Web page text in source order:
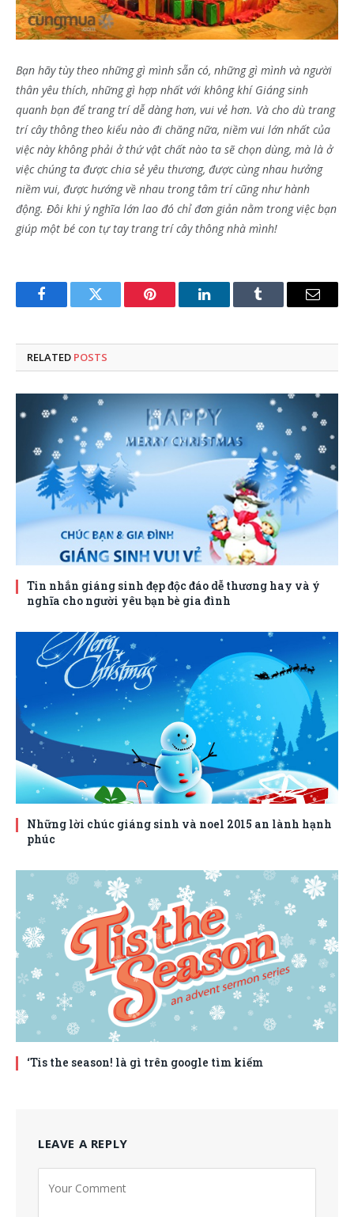
Bạn hãy tùy theo những gì mình sẵn có, những gì mình và người
thân yêu thích, những gì hợp nhất với không khí Giáng sinh
quanh bạn để trang trí dễ dàng hơn, vui vẻ hơn. Và cho dù trang
trí cây thông theo kiểu nào đi chăng nữa, niềm vui lớn nhất của
việc này không phải ở thứ vật chất nào ta sẽ chọn dùng, mà là ở
việc chúng ta được chia sẻ yêu thương, được cùng nhau hưởng
niềm vui, được hướng về nhau trong tâm trí cũng như hành
động. Đôi khi ý nghĩa lớn lao đó chỉ đơn giản nằm trong việc bạn
giúp một bé con tự tay trang trí cây thông nhà mình!
FacebookTwitter Pinterest LinkedInTumblr Email
RELATED POSTS
Tin nhắn giáng sinh đẹp độc đáo dễ thương hay và ý
nghĩa cho người yêu bạn bè gia đình
Những lời chúc giáng sinh và noel 2015 an lành hạnh
phúc
‘Tis the season! là gì trên google tìm kiếm
LEAVE A REPLY